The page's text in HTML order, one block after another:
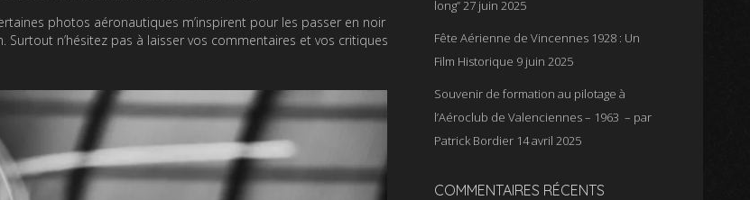
photos aéronautiques m’inspirent pour les passer en noir
n’hésitez pas à laisser vos commentaires et vos critiques
long”27 juin 2025
Fête Aérienne de Vincennes 1928 : Un
Film Historique 9 juin 2025
Souvenir de formation au pilotage à
l’Aéroclub de Valenciennes – 1963 – par
Patrick Bordier 14 avril 2025
COMMENTAIRES RÉCENTS